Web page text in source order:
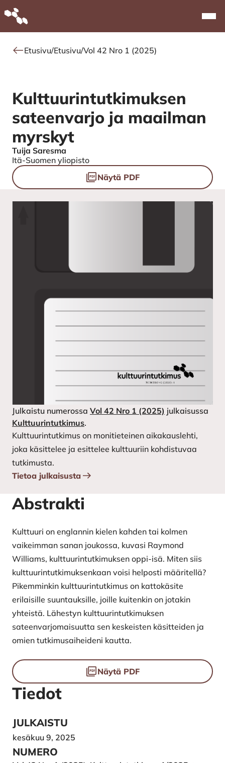
Alkuun
Etusivu/Etusivu/Vol 42 Nro 1 (2025)
Kulttuurintutkimuksen
sateenvarjo ja maailman
myrskyt
Authors
Tuija Saresma
Itä-Suomen yliopisto
Tiedostot
Näytä PDF
Julkaistu numerossa Vol 42 Nro 1 (2025) julkaisussa
Kulttuurintutkimus.
Kulttuurintutkimus on monitieteinen aikakauslehti,
joka käsittelee ja esittelee kulttuuriin kohdistuvaa
tutkimusta.
Tietoa julkaisusta
Abstrakti
Kulttuuri on englannin kielen kahden tai kolmen
vaikeimman sanan joukossa, kuvasi Raymond
Williams, kulttuurintutkimuksen oppi-isä. Miten siis
kulttuurintutkimuksenkaan voisi helposti määritellä?
Pikemminkin kulttuurintutkimus on kattokäsite
erilaisille suuntauksille, joille kuitenkin on jotakin
yhteistä. Lähestyn kulttuurintutkimuksen
sateenvarjomaisuutta sen keskeisten käsitteiden ja
omien tutkimusaiheideni kautta.
Tiedostot
Näytä PDF
Tiedot
JULKAISTU
kesäkuu 9, 2025
NUMERO